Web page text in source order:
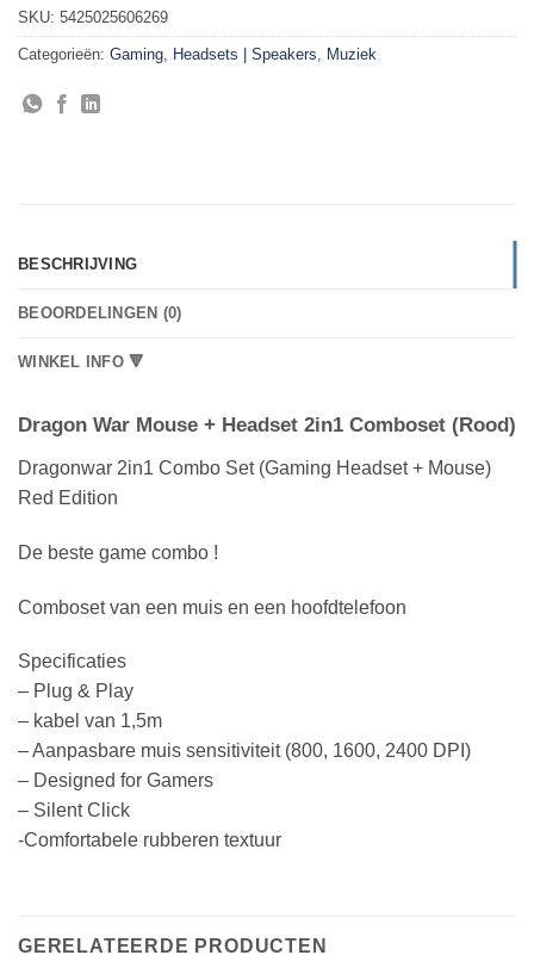
SKU: 5425025606269
Categorieën: Gaming, Headsets | Speakers, Muziek
BESCHRIJVING
BEOORDELINGEN (0)
WINKEL INFO 🔻
Dragon War Mouse + Headset 2in1 Comboset (Rood)
Dragonwar 2in1 Combo Set (Gaming Headset + Mouse)
Red Edition
De beste game combo !
Comboset van een muis en een hoofdtelefoon
Specificaties
– Plug & Play
– kabel van 1,5m
– Aanpasbare muis sensitiviteit (800, 1600, 2400 DPI)
– Designed for Gamers
– Silent Click
-Comfortabele rubberen textuur
GERELATEERDE PRODUCTEN